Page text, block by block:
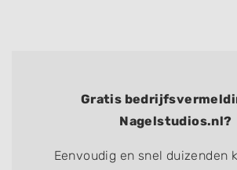
Gratis
Nagelstudios.nl?
Eenvoudig en snel duizenden